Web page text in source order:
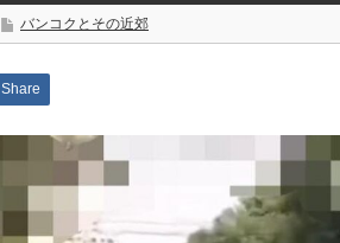
バンコクとその近郊
Share